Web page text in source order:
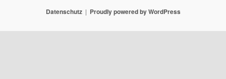
Datenschutz Proudly powered by WordPress